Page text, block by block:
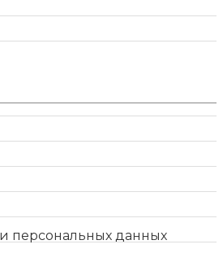
персональных данных